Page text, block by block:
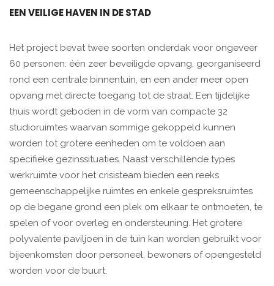
EEN VEILIGE HAVEN IN DE STAD
Het project bevat twee soorten onderdak voor ongeveer
60 personen: één zeer beveiligde opvang, georganiseerd
rond een centrale binnentuin, en een ander meer open
opvang met directe toegang tot de straat. Een tijdelijke
thuis wordt geboden in de vorm van compacte 32
studioruimtes waarvan sommige gekoppeld kunnen
worden tot grotere eenheden om te voldoen aan
specifieke gezinssituaties. Naast verschillende types
werkruimte voor het crisisteam bieden een reeks
gemeenschappelijke ruimtes en enkele gespreksruimtes
op de begane grond een plek om elkaar te ontmoeten, te
spelen of voor overleg en ondersteuning. Het grotere
polyvalente paviljoen in de tuin kan worden gebruikt voor
bijeenkomsten door personeel, bewoners of opengesteld
worden voor de buurt.